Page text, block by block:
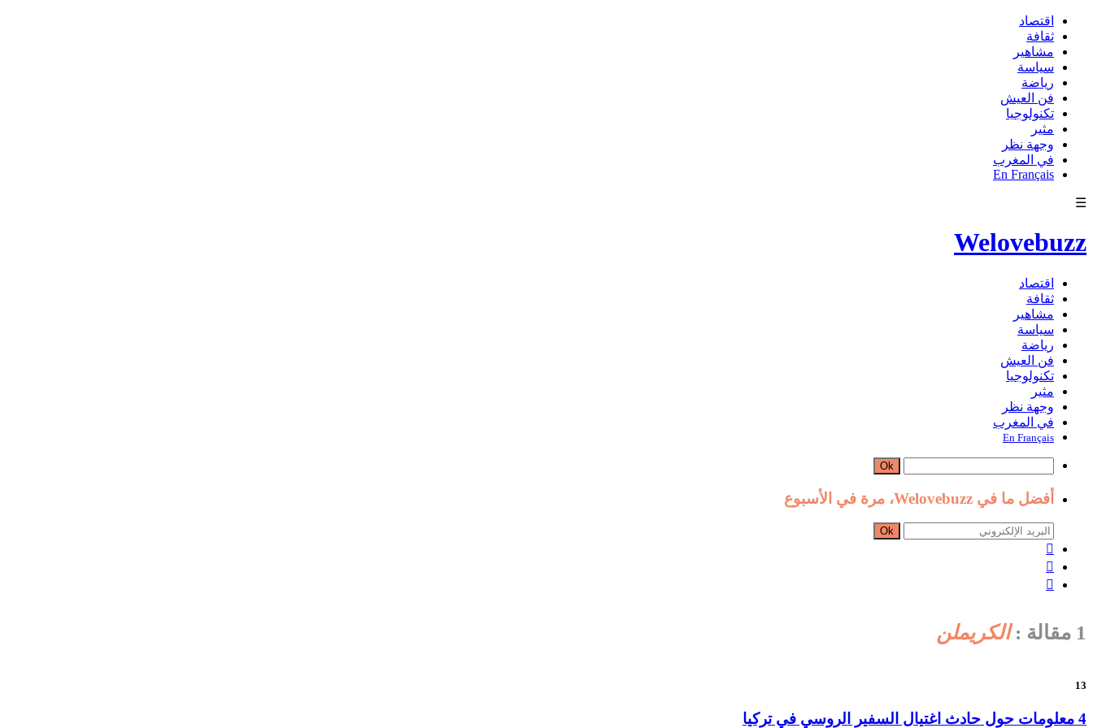
اقتصاد
ثقافة
مشاهير
سياسة
رياضة
فن العيش
تكنولوجيا
مثير
وجهة نظر
في المغرب
En Français
☰
Welovebuzz
اقتصاد
ثقافة
مشاهير
سياسة
رياضة
فن العيش
تكنولوجيا
مثير
وجهة نظر
في المغرب
En Français
Ok
أفضل ما في Welovebuzz، مرة في الأسبوع
Ok



1 مقالة : الكريملن
13
4 معلومات حول حادث اغتيال السفير الروسي في تركيا